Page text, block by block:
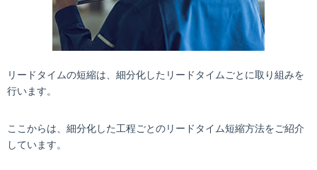
リードタイムの短縮は、細分化したリードタイムごとに取り組みを
行います。
ここからは、細分化した工程ごとのリードタイム短縮方法をご紹介
しています。